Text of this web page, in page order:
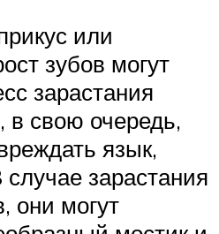
или
зубов могут
зарастания
в свою очередь,
язык,
зарастания
они могут